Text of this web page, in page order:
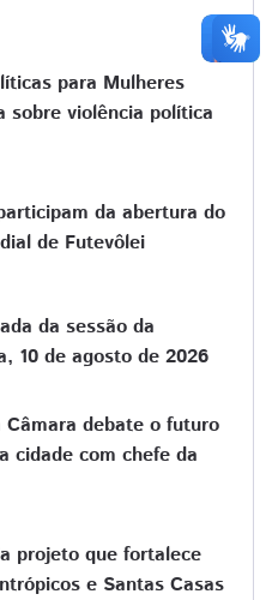
para Mulheres
sobre violência política
da abertura do
de Futevôlei
da sessão da
10 de agosto de 2026
Câmara debate o futuro
cidade com chefe da
projeto que fortalece
e Santas Casas